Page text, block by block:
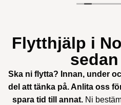
Flytthjälp i
Ska ni flytta? Innan, under
del att tänka på. Anlita oss
spara tid till annat. Ni